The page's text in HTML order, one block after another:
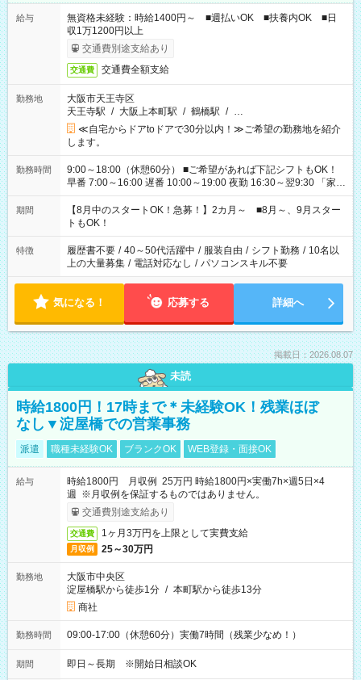
給与
無資格未経験：時給1400円～ ■週払いOK ■扶養内OK ■日
収1万1200円以上
交通費別途支給あり
交通費 交通費全額支給
勤務地
大阪市天王寺区
天王寺駅 / 大阪上本町駅 / 鶴橋駅 / …
≪自宅からドアtoドアで30分以内！≫ご希望の勤務地を紹介
します。
勤務時間
9:00～18:00（休憩60分） ■ご希望があれば下記シフトもOK！
早番 7:00～16:00 遅番 10:00～19:00 夜勤 16:30～翌9:30 「家族
と休みを合わせたい」 「余裕を持って夕飯の準備がしたい」
「できれば残業はしたくない」 など、ご希望を教えてください
ね。 ※Wワーク希望の方へ 今ご覧のお仕事で希望する勤務時間
と、もう1つのお仕事の勤務時間。 合計で週40時間を超える場
合は応募できません。
期間
【8月中のスタートOK！急募！】2カ月～ ■8月～、9月スター
トもOK！
特徴 履歴書不要 / 40～50代活躍中 / 服装自由 / シフト勤務 / 10名以
上の大量募集 / 電話対応なし / パソコンスキル不要
気になる！ 応募する 詳細へ
掲載日：2026.08.07
未読
時給1800円！17時まで＊未経験OK！残業ほぼ
なし▼淀屋橋での営業事務
派遣 職種未経験OK ブランクOK WEB登録・面接OK
給与
時給1800円 月収例 25万円 時給1800円×実働7h×週5日×4
週 ※月収例を保証するものではありません。
交通費別途支給あり
交通費 1ヶ月3万円を上限として実費支給
月収例 25～30万円
勤務地
大阪市中央区
淀屋橋駅から徒歩1分 / 本町駅から徒歩13分
商社
勤務時間 09:00-17:00（休憩60分）実働7時間（残業少なめ！）
期間 即日～長期 ※開始日相談OK